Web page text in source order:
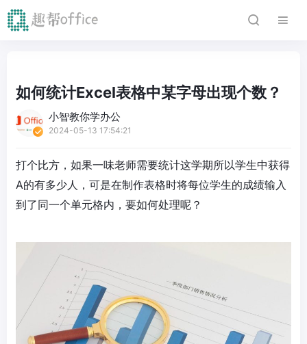
如何统计Excel表格中某字母出现个数？
小智教你学办公
2024-05-13 17:54:21
打个比方，如果一味老师需要统计这学期所以学生中获得
A的有多少人，可是在制作表格时将每位学生的成绩输入
到了同一个单元格内，要如何处理呢？